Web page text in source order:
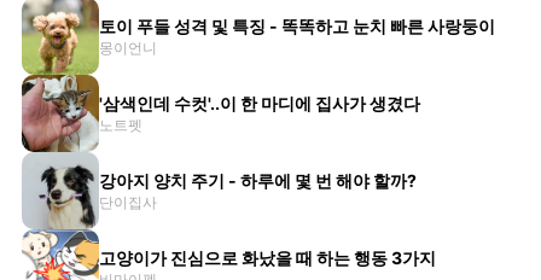
토이 푸들 성격 및 특징 - 똑똑하고 눈치 빠른 사랑둥이
몽이언니
'삼색인데 수컷'..이 한 마디에 집사가 생겼다
노트펫
강아지 양치 주기 - 하루에 몇 번 해야 할까?
단이집사
고양이가 진심으로 화났을 때 하는 행동 3가지